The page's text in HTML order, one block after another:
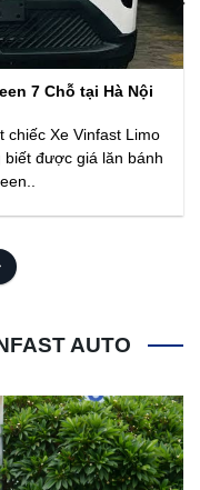
7 Chỗ tại Hà Nội
chiếc Xe Vinfast Limo
được giá lăn bánh
AUTO